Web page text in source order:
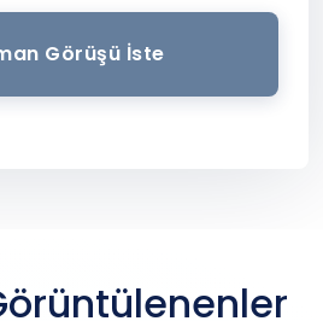
Görüşü İste